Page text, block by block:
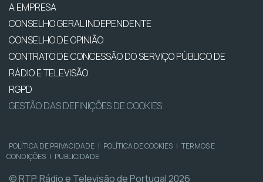
A EMPRESA
CONSELHO GERAL INDEPENDENTE
CONSELHO DE OPINIÃO
CONTRATO DE CONCESSÃO DO SERVIÇO PÚBLICO DE
RÁDIO E TELEVISÃO
RGPD
GESTÃO DAS DEFINIÇÕES DE COOKIES
POLÍTICA DE PRIVACIDADE | POLÍTICA DE COOKIES | TERMOS E
CONDIÇÕES | PUBLICIDADE
© RTP, Rádio e Televisão de Portugal 2026